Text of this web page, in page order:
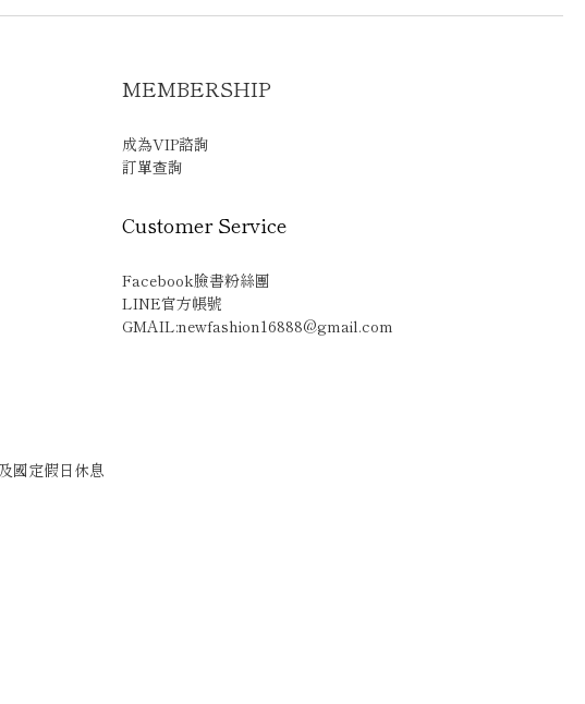
MEMBERSHIP
成為VIP諮詢
訂單查詢
Customer Service
Facebook臉書粉絲團
LINE官方帳號
GMAIL:newfashion16888@gmail.com
國定假日休息